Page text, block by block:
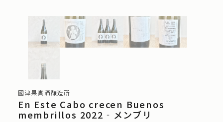
國津果實酒醸造所
En Este Cabo crecen Buenos
membrillos 2022‐メンブリ